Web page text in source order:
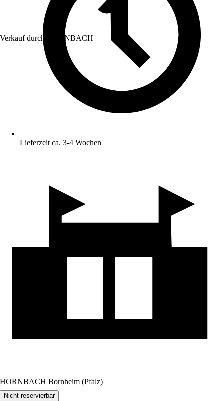
Verkauf durch: HORNBACH
Lieferzeit ca. 3-4 Wochen
HORNBACH Bornheim (Pfalz)
Nicht reservierbar